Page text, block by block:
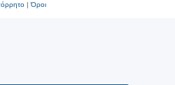
|Όροι